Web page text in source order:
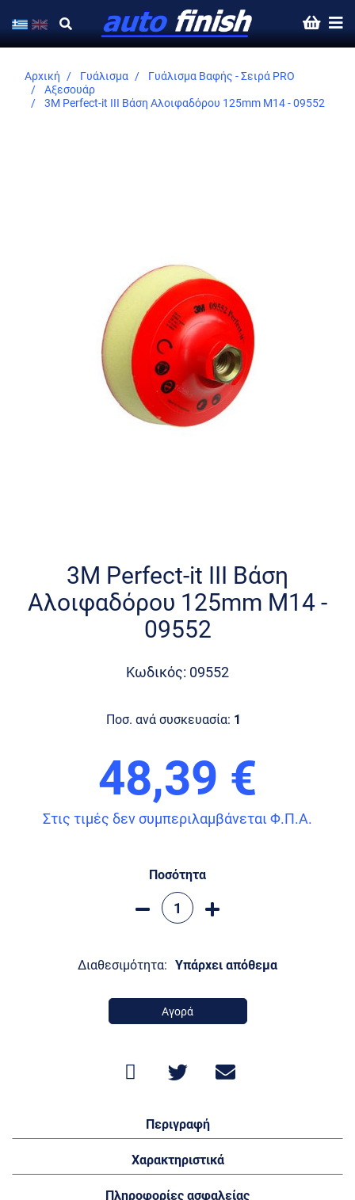
Αρχική Γυάλισμα
Γυάλισμα Βαφής - Σειρά PRO
Αξεσουάρ
3M Perfect-it III Βάση Αλοιφαδόρου 125mm M14 - 09552
3M Perfect-it III Βάση
Αλοιφαδόρου 125mm M14 -
09552
Κωδικός: 09552
Ποσ. ανά συσκευασία: 1
48,39 €
Στις τιμές δεν συμπεριλαμβάνεται Φ.Π.Α.
Ποσότητα
Διαθεσιμότητα: Υπάρχει απόθεμα
Αγορά
Περιγραφή
Χαρακτηριστικά
Πληροφορίες ασφαλείας